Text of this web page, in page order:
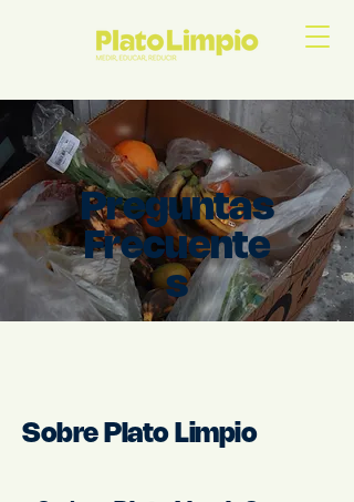
Preguntas
Frecuente
s
Sobre Plato Limpio